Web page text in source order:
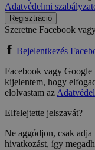
Adatvédelmi
Regisztráció
Szeretne Facebook
Bejelentkezés
Facebook vagy
kijelentem, hogy
elolvastam az
Elfelejtette jelszavát?
Ne aggódjon, csak
hivatkozást, így